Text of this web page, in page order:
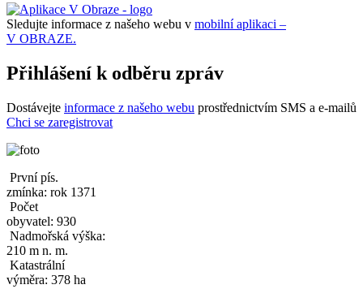
Sledujte informace z našeho webu v mobilní aplikaci –
V OBRAZE.
Přihlášení k odběru zpráv
Dostávejte informace z našeho webu prostřednictvím SMS a e-mailů
Chci se zaregistrovat
První pís.
zmínka: rok 1371
Počet
obyvatel: 930
Nadmořská výška:
210 m n. m.
Katastrální
výměra: 378 ha